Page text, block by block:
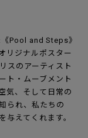
Pool and Steps》
リジナルポスター
スのアーティスト
ト・ムーブメント
気、そして日常の
られ、私たちの
与えてくれます。